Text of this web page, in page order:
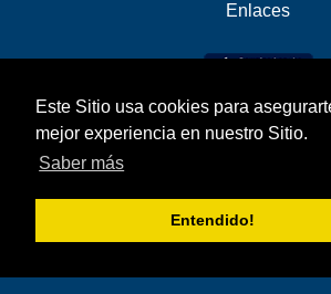
Este Sitio usa cookies para
mejor experiencia en nuestro Sitio.
Saber más
Entendido!
Enlaces